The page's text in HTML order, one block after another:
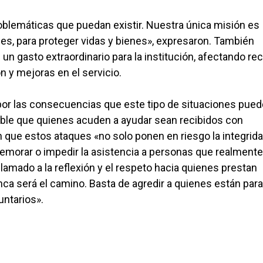
que puedan existir. Nuestra única misión es
para proteger vidas y bienes», expresaron. También
gasto extraordinario para la institución, afectando
y mejoras en el servicio.
las consecuencias que este tipo de situaciones
que quienes acuden a ayudar sean recibidos con
estos ataques «no solo ponen en riesgo la
o impedir la asistencia a personas que realmente
a la reflexión y el respeto hacia quienes prestan
será el camino. Basta de agredir a quienes están para